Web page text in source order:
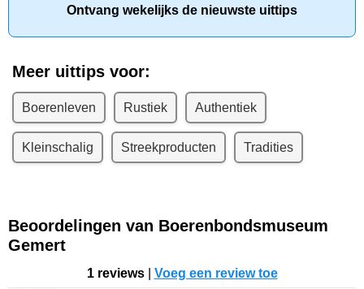
Ontvang wekelijks de nieuwste uittips
Meer uittips voor:
Boerenleven Rustiek Authentiek
Kleinschalig Streekproducten Tradities
Beoordelingen van Boerenbondsmuseum
Gemert
1 reviews| Voeg een review toe